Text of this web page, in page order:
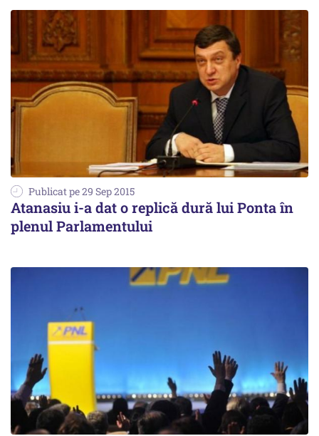
Publicat pe 29 Sep 2015
Atanasiu i-a dat o replică dură lui Ponta în
plenul Parlamentului